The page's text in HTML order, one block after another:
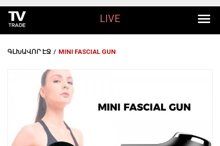
Խոհանոցային
Ֆիտնես
Գեղեցկություն ԵՒ Խնամք
LIVE
ԳԼԽԱՎՈՐ ԷՋ / MINI FASCIAL GUN